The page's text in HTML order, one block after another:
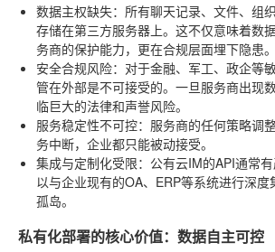
数据主权缺失：所有聊天记录、文件、组
存储在第三方服务器上。这不仅意味着数
务商的保护能力，更在合规层面埋下隐患。
安全合规风险：对于金融、军工、政企等
管在外部是不可接受的。一旦服务商出现
临巨大的法律和声誉风险。
服务稳定性不可控：服务商的任何策略调
务中断，企业都只能被动接受。
集成与定制化受限：公有云IM的API通常
以与企业现有的OA、ERP等系统进行深
孤岛。
私有化部署的核心价值：数据自主可控